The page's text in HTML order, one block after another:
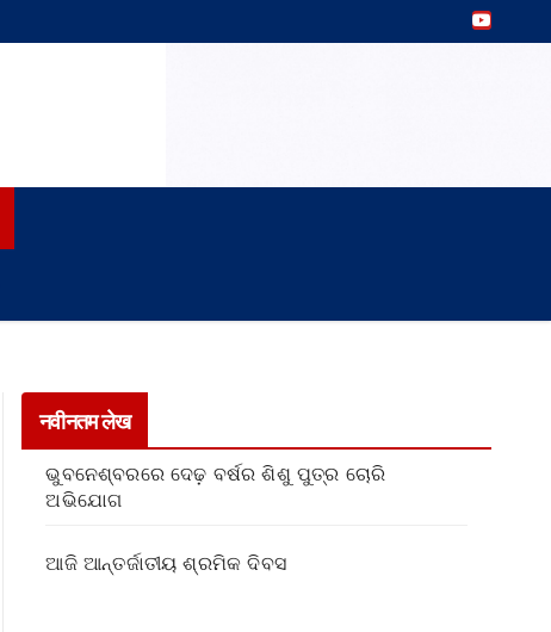
नवीनतम लेख
ଭୁବନେଶ୍ବରରେ ଦେଢ଼ ବର୍ଷର ଶିଶୁ ପୁତ୍ର ଚୋରି
ଅଭିଯୋଗ
ଆଜି ଆନ୍ତର୍ଜାତୀୟ ଶ୍ରମିକ ଦିବସ